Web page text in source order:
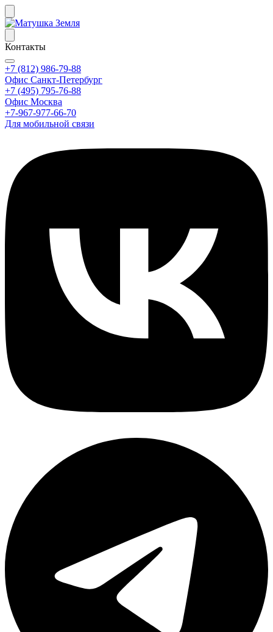
Контакты
+7 (812) 986-79-88
Офис Санкт-Петербург
+7 (495) 795-76-88
Офис Москва
+7-967-977-66-70
Для мобильной связи